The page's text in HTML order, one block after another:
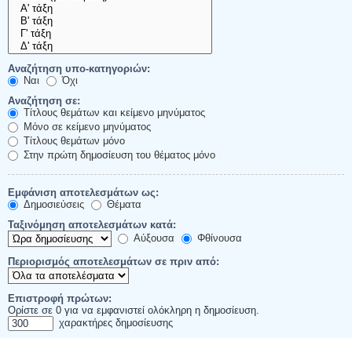
Αναζήτηση υπο-κατηγοριών:
Ναι
Όχι
Αναζήτηση σε:
Τίτλους θεμάτων και κείμενο μηνύματος
Μόνο σε κείμενο μηνύματος
Τίτλους θεμάτων μόνο
Στην πρώτη δημοσίευση του θέματος μόνο
Εμφάνιση αποτελεσμάτων ως:
Δημοσιεύσεις
Θέματα
Ταξινόμηση αποτελεσμάτων κατά:
Αύξουσα
Φθίνουσα
Περιορισμός αποτελεσμάτων σε πριν από:
Επιστροφή πρώτων:
Ορίστε σε 0 για να εμφανιστεί ολόκληρη η δημοσίευση.
χαρακτήρες δημοσίευσης